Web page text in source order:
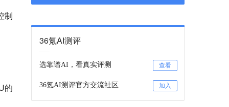
制
的
36氪AI测评
选靠谱AI，看真实评测 查看
36氪AI测评官方交流社区 加入